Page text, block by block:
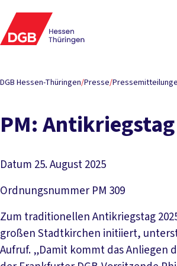
DGB Hessen-Thüringen/Presse/
PM:
Datum 25. August 2025
Ordnungsnummer PM 309
Zum traditionellen Antikriegstag
großen Stadtkirchen initiiert,
Aufruf. „Damit kommt das Anliegen